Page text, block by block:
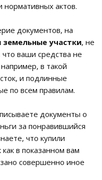
нормативных актов.
документов, на
участки, не
что ваши средства не
в такой
и подлинные
по всем правилам.
документы о
за понравившийся
что купили
в показанном вам
совершенно иное